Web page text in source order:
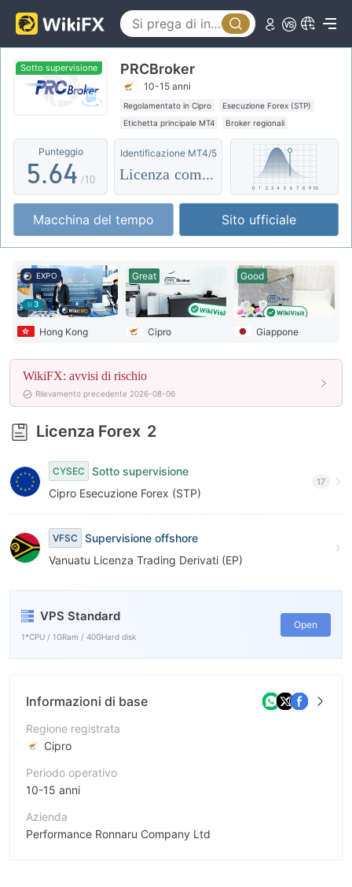
Sotto supervisione PRCBroker
10-15 anni
Regolamentato in Cipro
Esecuzione Forex (STP)
Etichetta principale MT4
Broker regionali
Alto rischio potenziale
Supervisione offshore
Punteggio
0
1
2
4
5
6
7
8
9
.
1
2
3
5
6
7
8
9
0
1
3
4
5
6
7
8
9
/10
Identificazione MT4/5
Licenza completa
Macchina del tempo Sito ufficiale
3
EXPO
Hong Kong
Great
Cipro
Good
Giappone
WikiFX: avvisi di rischio
Rilevamento precedente 2026-08-06
Licenza Forex 2
CYSEC
Sotto supervisione
Cipro Esecuzione Forex (STP)
17
VFSC
Supervisione offshore
Vanuatu Licenza Trading Derivati (EP)
VPS Standard
1*CPU / 1GRam / 40GHard disk
Open
Informazioni di base
Regione registrata
Cipro
Periodo operativo
10-15 anni
Azienda
Performance Ronnaru Company Ltd